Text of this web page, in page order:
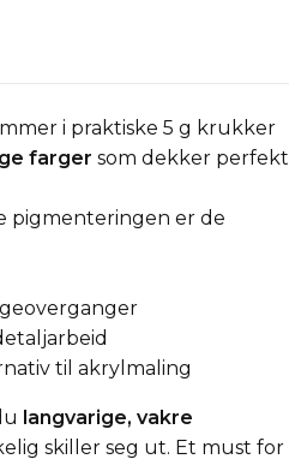
i praktiske 5 g krukker
farger som dekker perfekt
pigmenteringen er de
til akrylmaling
langvarige, vakre
skiller seg ut. Et must for